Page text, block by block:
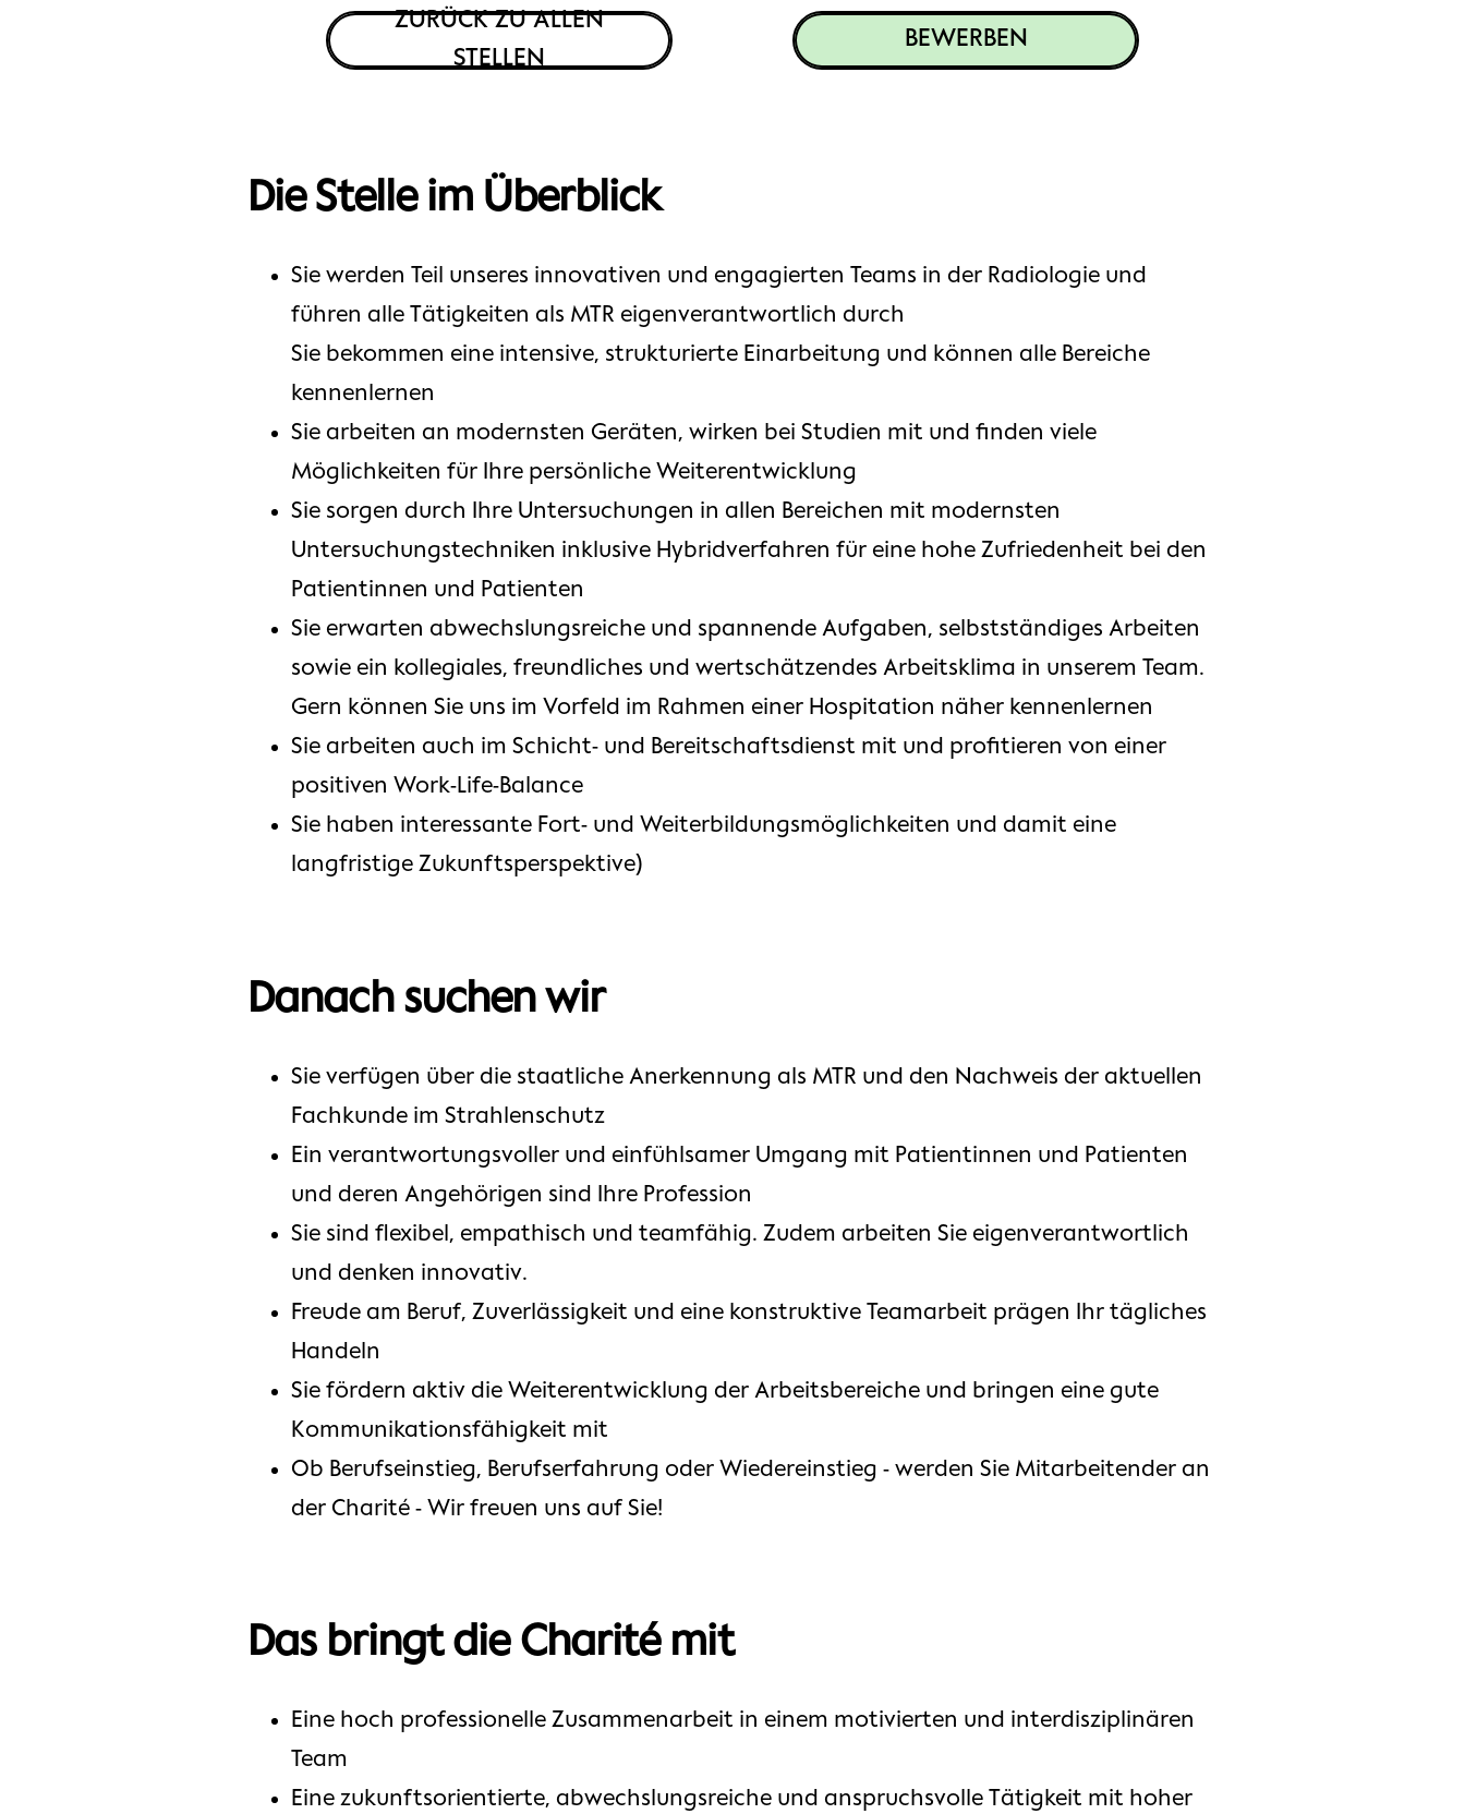
ZURÜCK ZU ALLEN
STELLEN
BEWERBEN
Die Stelle im Überblick
Sie werden Teil unseres innovativen und engagierten Teams in der Radiologie und
führen alle Tätigkeiten als MTR eigenverantwortlich durch
Sie bekommen eine intensive, strukturierte Einarbeitung und können alle Bereiche
kennenlernen
Sie arbeiten an modernsten Geräten, wirken bei Studien mit und finden viele
Möglichkeiten für Ihre persönliche Weiterentwicklung
Sie sorgen durch Ihre Untersuchungen in allen Bereichen mit modernsten
Untersuchungstechniken inklusive Hybridverfahren für eine hohe Zufriedenheit bei den
Patientinnen und Patienten
Sie erwarten abwechslungsreiche und spannende Aufgaben, selbstständiges Arbeiten
sowie ein kollegiales, freundliches und wertschätzendes Arbeitsklima in unserem Team.
Gern können Sie uns im Vorfeld im Rahmen einer Hospitation näher kennenlernen
Sie arbeiten auch im Schicht- und Bereitschaftsdienst mit und profitieren von einer
positiven Work-Life-Balance
Sie haben interessante Fort- und Weiterbildungsmöglichkeiten und damit eine
langfristige Zukunftsperspektive)
Danach suchen wir
Sie verfügen über die staatliche Anerkennung als MTR und den Nachweis der aktuellen
Fachkunde im Strahlenschutz
Ein verantwortungsvoller und einfühlsamer Umgang mit Patientinnen und Patienten
und deren Angehörigen sind Ihre Profession
Sie sind flexibel, empathisch und teamfähig. Zudem arbeiten Sie eigenverantwortlich
und denken innovativ.
Freude am Beruf, Zuverlässigkeit und eine konstruktive Teamarbeit prägen Ihr tägliches
Handeln
Sie fördern aktiv die Weiterentwicklung der Arbeitsbereiche und bringen eine gute
Kommunikationsfähigkeit mit
Ob Berufseinstieg, Berufserfahrung oder Wiedereinstieg - werden Sie Mitarbeitender an
der Charité - Wir freuen uns auf Sie!
Das bringt die Charité mit
Eine hoch professionelle Zusammenarbeit in einem motivierten und interdisziplinären
Team
Eine zukunftsorientierte, abwechslungsreiche und anspruchsvolle Tätigkeit mit hoher